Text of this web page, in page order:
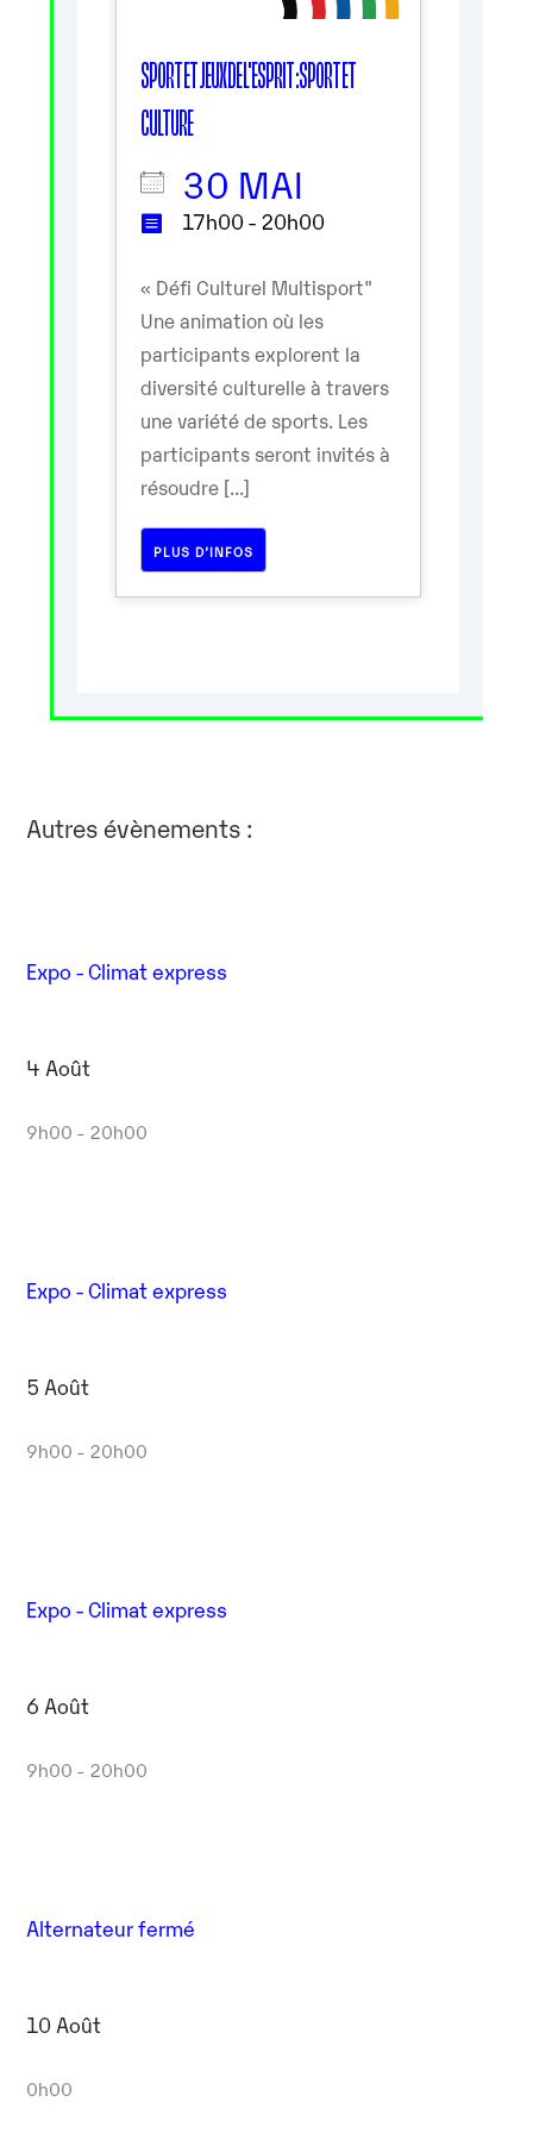
SPORT ET JEUX DE L'ESPRIT : SPORT ET
CULTURE
30 MAI
17h00 - 20h00
« Défi Culturel Multisport"
Une animation où les
participants explorent la
diversité culturelle à travers
une variété de sports. Les
participants seront invités à
résoudre [...]
PLUS D’INFOS
Autres évènements :
Expo - Climat express
4 Août
9h00 - 20h00
Expo - Climat express
5 Août
9h00 - 20h00
Expo - Climat express
6 Août
9h00 - 20h00
Alternateur fermé
10 Août
0h00